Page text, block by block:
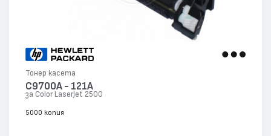
Тонер касета
C9700A - 121A
за Color LaserJet 2500
5000 копия